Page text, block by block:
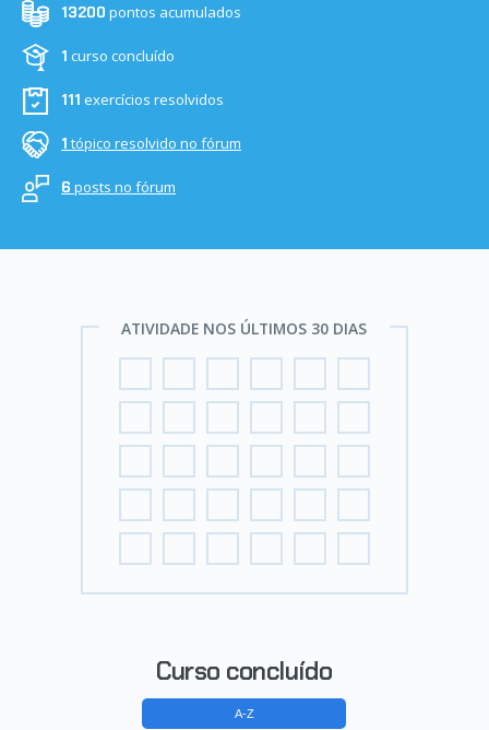
13200 pontos acumulados
1 curso concluído
111 exercícios resolvidos
1 tópico resolvido no fórum
6 posts no fórum
ATIVIDADE NOS ÚLTIMOS 30 DIAS
Curso concluído
A-Z